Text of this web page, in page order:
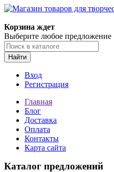
Корзина ждет
Выберите любое предложение
Найти
Вход
Регистрация
Главная
Блог
Доставка
Оплата
Контакты
Карта сайта
Каталог предложений